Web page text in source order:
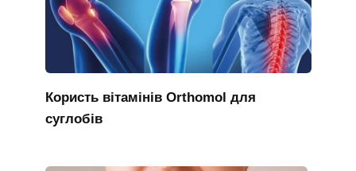
Користь вітамінів Orthomol для
суглобів